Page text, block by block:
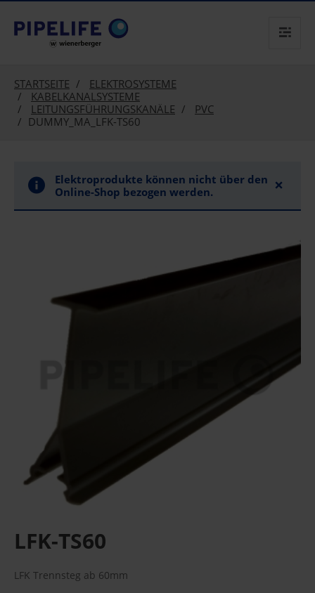
text.skipToContent
text.skipToNavigation
STARTSEITE
ELEKTROSYSTEME
KABELKANALSYSTEME
LEITUNGSFÜHRUNGSKANÄLE
PVC
DUMMY_MA_LFK-TS60
Elektroprodukte können nicht über den
Online-Shop bezogen werden.
×
LFK-TS60
LFK Trennsteg ab 60mm